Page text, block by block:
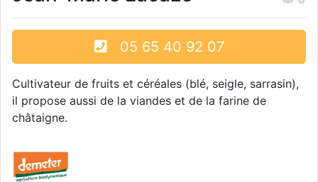
05 65 40 92 07
Cultivateur de fruits et céréales (blé, seigle, sarrasin),
il propose aussi de la viandes et de la farine de
châtaigne.